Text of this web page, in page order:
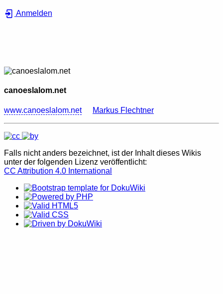
Anmelden
canoeslalom.net
www.canoeslalom.net Markus Flechtner
Falls nicht anders bezeichnet, ist der Inhalt dieses Wikis
unter der folgenden Lizenz veröffentlicht:
CC Attribution 4.0 International